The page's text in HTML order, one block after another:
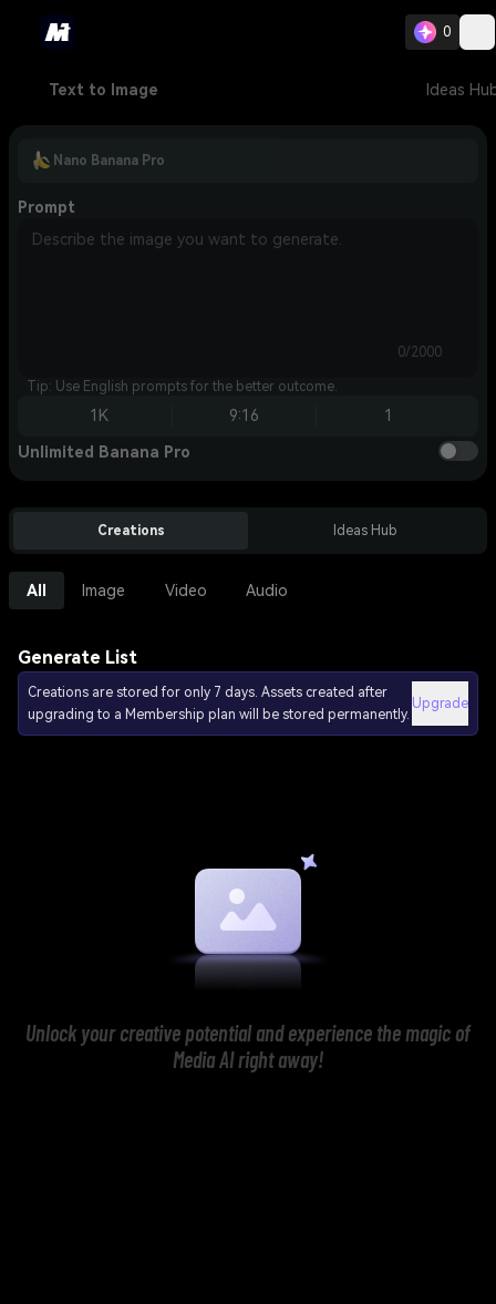
0
Text to Image Ideas
Nano Banana Pro
Prompt
0/2000
Tip: Use English prompts for the better outcome.
1K 9:16 1
Unlimited Banana Pro
Creations Ideas Hub
All Image Video Audio
Generate List
Creations are stored for only 7 days. Assets created after
upgrading to a Membership plan will be stored permanently.
Upgrade
Unlock your creative potential and experience the magic of
Media AI right away!